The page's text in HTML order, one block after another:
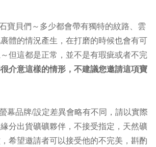
寶貝們～多少都會帶有獨特的紋路、雲
體的情況產生，在打磨的時候也會有可
但這都是正常，並不是有瑕疵或者不完
介意這樣的情形，不建議您邀請這項寶
幕品牌/設定差異會略有不同，請以實際
分出貨礦礦夥伴，不接受指定，天然礦
希望邀請者可以接受他的不完美，斟酌